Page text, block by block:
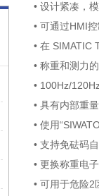
• 设计紧凑，
• 可通过HMI
• 在 SIMATIC
• 称重和测力
• 100Hz/
• 具有内部重
• 使用
• 支持免砝码
• 更换称重电
• 可用于危险2